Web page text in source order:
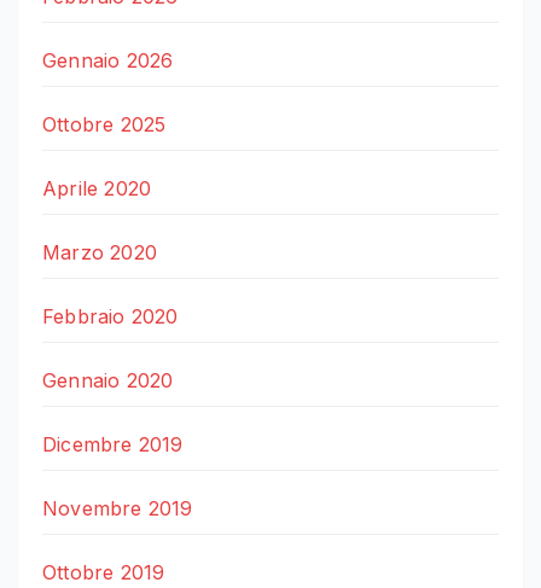
Gennaio 2026
Ottobre 2025
Aprile 2020
Marzo 2020
Febbraio 2020
Gennaio 2020
Dicembre 2019
Novembre 2019
Ottobre 2019